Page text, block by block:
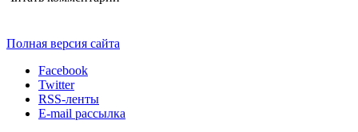
Полная версия сайта
Facebook
Twitter
RSS-ленты
E-mail рассылка